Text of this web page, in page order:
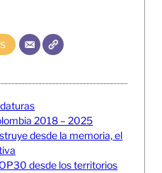
2018 – 2025
desde la memoria, el
desde los territorios